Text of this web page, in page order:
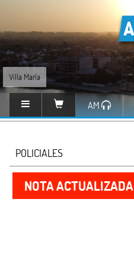
Villa María
AM
POLICIALES
NOTA ACTUALIZADA